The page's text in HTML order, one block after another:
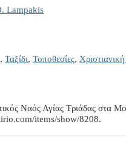
Lampakis
, Ταξίδι, Τοποθεσίες,
Ναός Αγίας Τριάδας στα
items/show/8208.